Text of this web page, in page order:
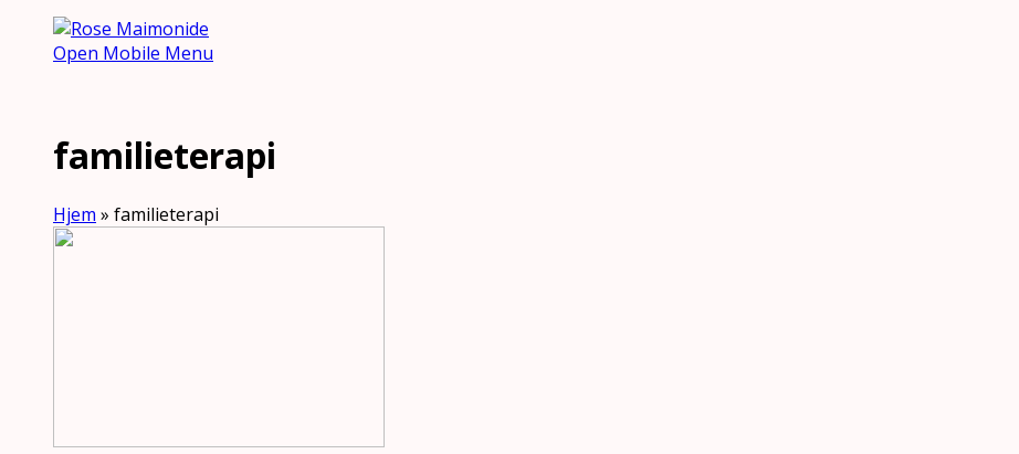
Open Mobile Menu
familieterapi
Hjem » familieterapi